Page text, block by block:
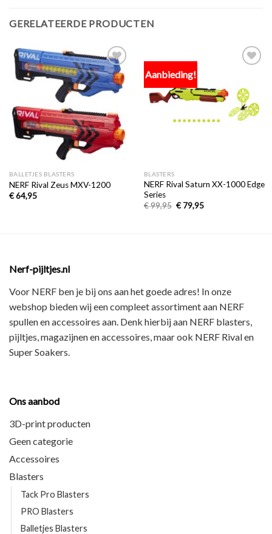
GERELATEERDE PRODUCTEN
Toevoegen
aan
verlanglijst
BALLETJES BLASTERS
NERF Rival Zeus MXV-1200
€64,95
Aanbieding!
verlanglijst
BLASTERS
NERF Rival Saturn XX-1000 Edge
Series
€99,95 €79,95
Nerf-pijltjes.nl
Voor NERF ben je bij ons aan het goede adres! In onze
webshop bieden wij eencompleet assortimentaan NERF
spullen en accessoires aan. Denk hierbij aan NERF blasters,
pijltjes, magazijnen en accessoires, maar ook NERF Rival en
Super Soakers.
Ons aanbod
3D-print producten
Geen categorie
Accessoires
Blasters
Tack Pro Blasters
PRO Blasters
Balletjes Blasters